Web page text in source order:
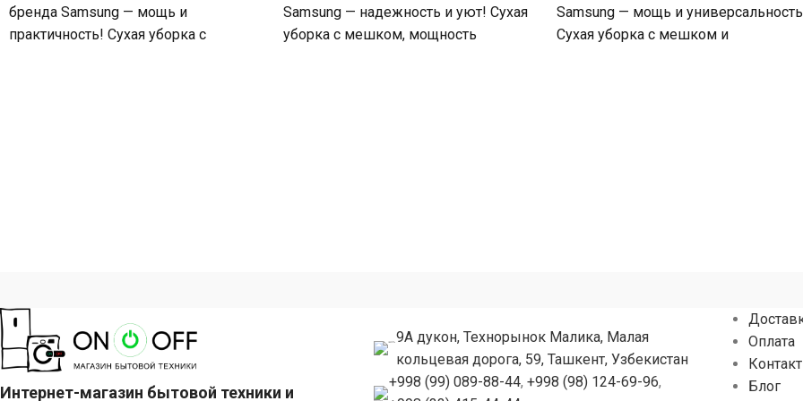
бренда Samsung — мощь и
практичность! Сухая уборка с
Samsung — надежность и уют! Сухая
уборка с мешком, мощность
Samsung — мощь и
Сухая уборка с мешком и
Интернет-магазин бытовой техники и
9А дукон, Технорынок Малика, Малая
кольцевая дорога, 59, Ташкент, Узбекистан
+998 (99) 089-88-44,+998 (98) 124-69-96,
Оплата
Блог